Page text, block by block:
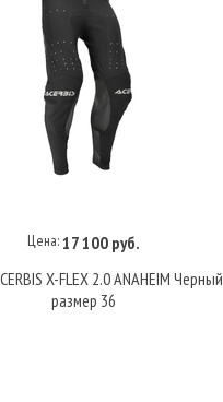
В корзину
Цена:17 100 руб.
X-FLEX 2.0 ANAHEIM Черный
размер 36